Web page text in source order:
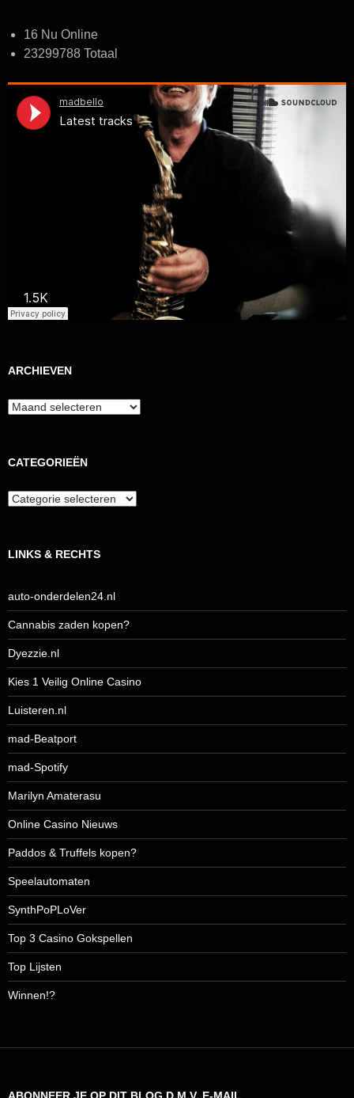
16 Nu Online
23299788 Totaal
ARCHIEVEN
Archieven
CATEGORIEËN
Categorieën
LINKS & RECHTS
auto-onderdelen24.nl
Cannabis zaden kopen?
Dyezzie.nl
Kies 1 Veilig Online Casino
Luisteren.nl
mad-Beatport
mad-Spotify
Marilyn Amaterasu
Online Casino Nieuws
Paddos & Truffels kopen?
Speelautomaten
SynthPoPLoVer
Top 3 Casino Gokspellen
Top Lijsten
Winnen!?